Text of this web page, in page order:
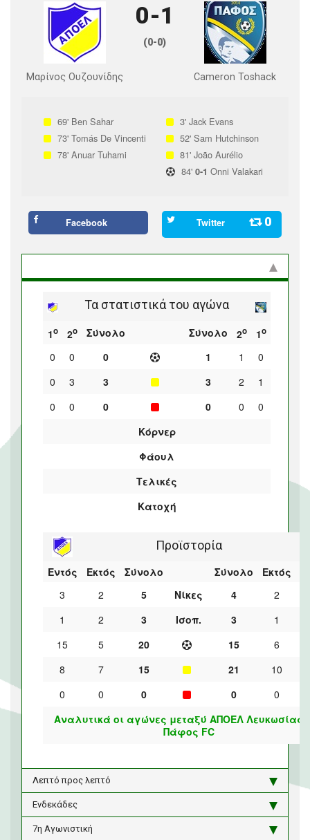
Μαρίνος Ουζουνίδης
0-1
(0-0)
Cameron Toshack
69' Ben Sahar
73' Tomás De Vincenti
78' Anuar Tuhami
3' Jack Evans
52' Sam Hutchinson
81' João Aurélio
84' 0-1 Onni Valakari
Facebook Twitter 0
Τα στατιστικά του αγώνα
1ο 2ο Σύνολο Σύνολο 2ο 1ο
0 0 0 1 1
0
0
3 3 3 2
1
0
0 0 0 0
0
Κόρνερ
Φάουλ
Τελικές
Κατοχή
Προϊστορία
Εντός Εκτός Σύνολο Σύνολο Εκτός
3
2 5 Νίκες 4
2
1
2 3 Ισοπ. 3
1
15
5 20 15
6
8
7 15 21 10
0
0 0 0
0
Αναλυτικά οι αγώνες μεταξύ ΑΠΟΕΛ Λευκωσίας
Πάφος FC
Λεπτό προς λεπτό
Ενδεκάδες
7η Αγωνιστική